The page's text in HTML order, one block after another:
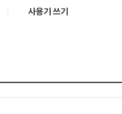
사용기 쓰기